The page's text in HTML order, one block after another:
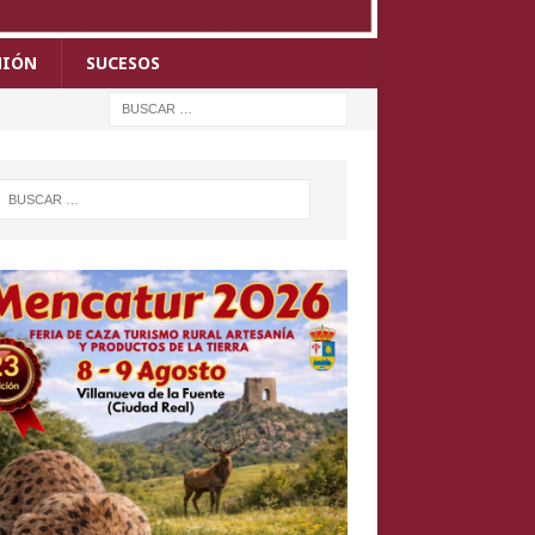
SUCESOS